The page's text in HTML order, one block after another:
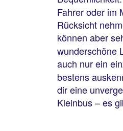
Fahrer oder im
Rücksicht
können aber
wunderschöne
auch nur ein
bestens
dir eine
Kleinbus – es